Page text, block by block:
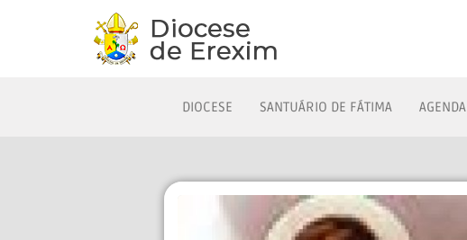
DIOCESE SANTUÁRIO DE FÁTIMA AGENDA